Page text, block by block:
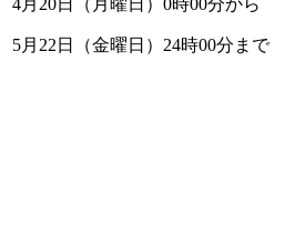
4月20日（月曜日）0時00分から
5月22日（金曜日）24時00分まで